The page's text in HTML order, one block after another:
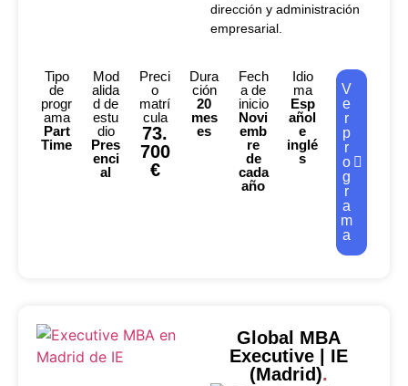
dirección y administración
empresarial.
Tipo
de
progr
ama
Part
Time
Mod
alida
d de
estu
dio
Pres
enci
al
Preci
o
matrí
cula
73.
700
€
Dura
ción
20
mes
es
Fech
a de
inicio
Novi
emb
re
de
cada
año
Idio
ma
Esp
añol
e
inglé
s
V
e
r
p
r
o
g
r
a
m
a
Global MBA
Executive | IE
(Madrid).